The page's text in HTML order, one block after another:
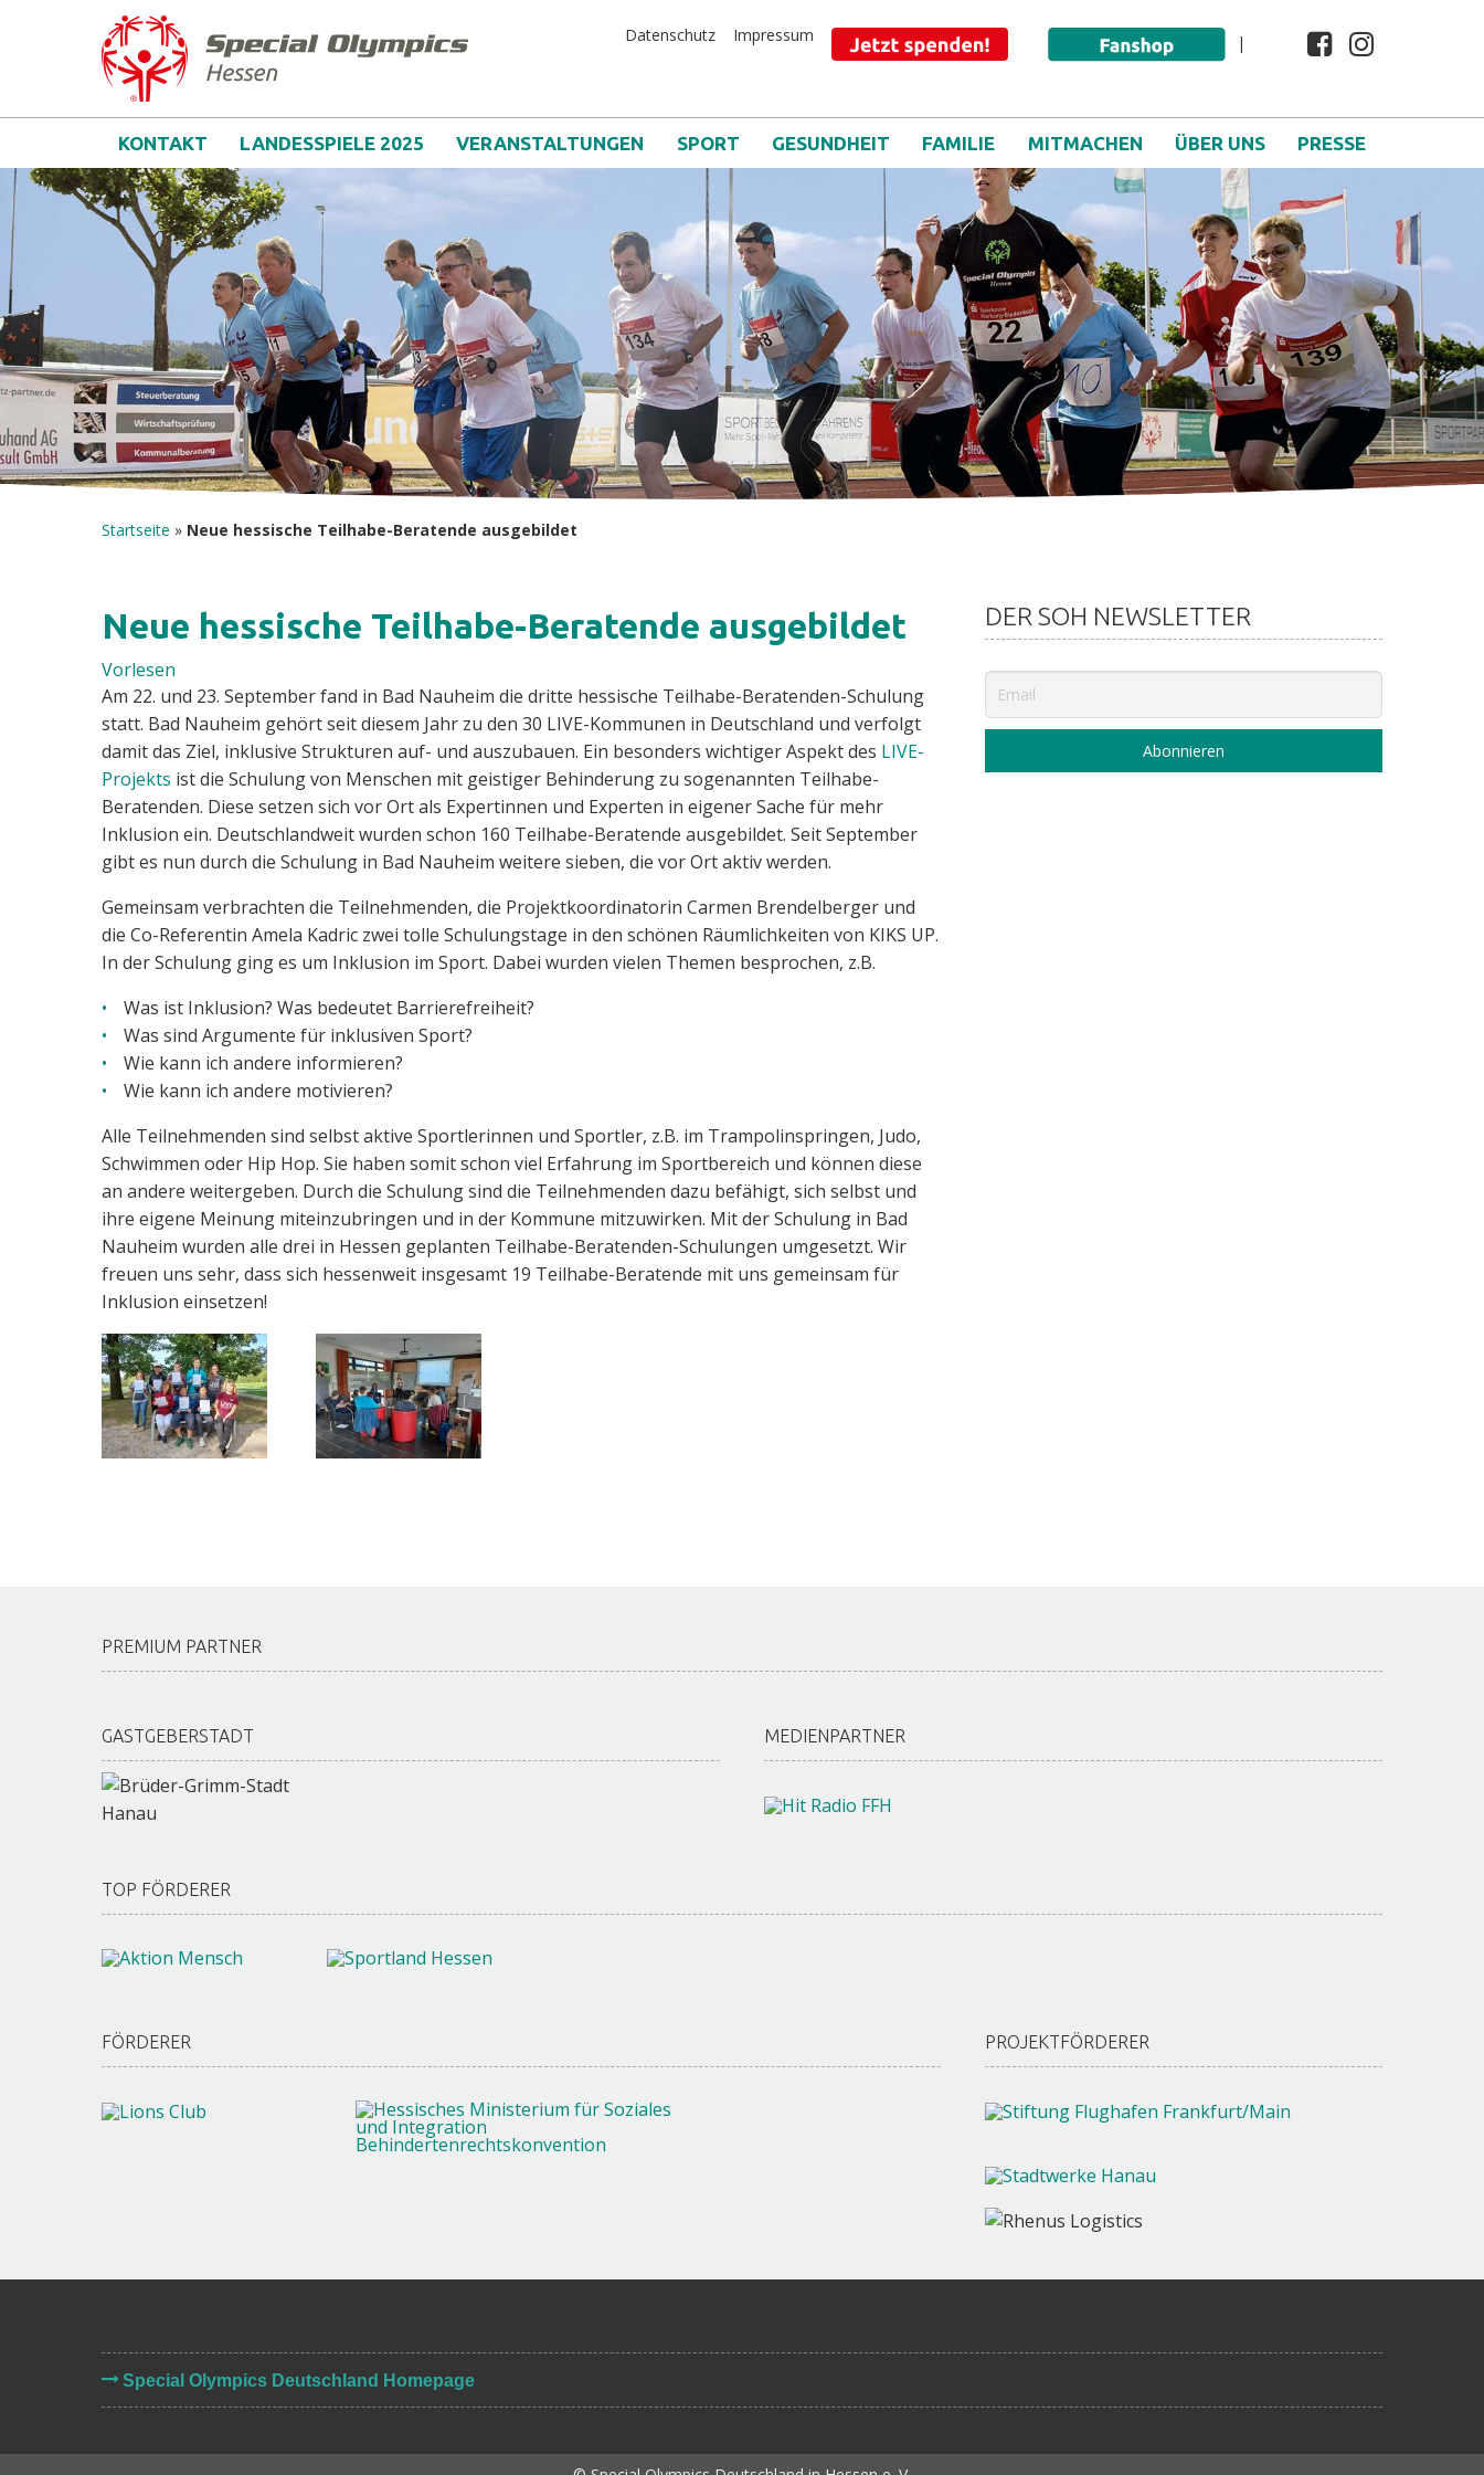
Special Olympics Deutschland in Hessen e.V.
Datenschutz Impressum | facebook
KONTAKT LANDESSPIELE 2025 VERANSTALTUNGEN SPORT GESUNDHEIT FAMILIE MITMACHEN ÜBER UNS PRESSE
Startseite » Neue hessische Teilhabe-Beratende ausgebildet
Neue hessische Teilhabe-Beratende ausgebildet
Vorlesen
Am 22. und 23. September fand in Bad Nauheim die dritte hessische Teilhabe-Beratenden-Schulung
statt. Bad Nauheim gehört seit diesem Jahr zu den 30 LIVE-Kommunen in Deutschland und verfolgt
damit das Ziel, inklusive Strukturen auf- und auszubauen. Ein besonders wichtiger Aspekt des LIVE-
Projekts ist die Schulung von Menschen mit geistiger Behinderung zu sogenannten Teilhabe-
Beratenden. Diese setzen sich vor Ort als Expertinnen und Experten in eigener Sache für mehr
Inklusion ein. Deutschlandweit wurden schon 160 Teilhabe-Beratende ausgebildet. Seit September
gibt es nun durch die Schulung in Bad Nauheim weitere sieben, die vor Ort aktiv werden.
Gemeinsam verbrachten die Teilnehmenden, die Projektkoordinatorin Carmen Brendelberger und
die Co-Referentin Amela Kadric zwei tolle Schulungstage in den schönen Räumlichkeiten von KIKS UP.
In der Schulung ging es um Inklusion im Sport. Dabei wurden vielen Themen besprochen, z.B.
Was ist Inklusion? Was bedeutet Barrierefreiheit?
Was sind Argumente für inklusiven Sport?
Wie kann ich andere informieren?
Wie kann ich andere motivieren?
Alle Teilnehmenden sind selbst aktive Sportlerinnen und Sportler, z.B. im Trampolinspringen, Judo,
Schwimmen oder Hip Hop. Sie haben somit schon viel Erfahrung im Sportbereich und können diese
an andere weitergeben. Durch die Schulung sind die Teilnehmenden dazu befähigt, sich selbst und
ihre eigene Meinung miteinzubringen und in der Kommune mitzuwirken. Mit der Schulung in Bad
Nauheim wurden alle drei in Hessen geplanten Teilhabe-Beratenden-Schulungen umgesetzt. Wir
freuen uns sehr, dass sich hessenweit insgesamt 19 Teilhabe-Beratende mit uns gemeinsam für
Inklusion einsetzen!
DER SOH NEWSLETTER
PREMIUM PARTNER
GASTGEBERSTADT MEDIENPARTNER
TOP FÖRDERER
FÖRDERER PROJEKTFÖRDERER
Special Olympics Deutschland Homepage